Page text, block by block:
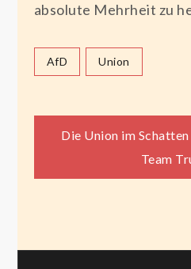
absolute Mehrheit zu
AfD Union
Die Union im
Team